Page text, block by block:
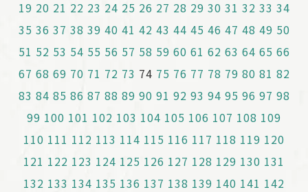
19 20 21 22 23 24 25 26 27 28 29 30 31 32 33 34
35 36 37 38 39 40 41 42 43 44 45 46 47 48 49 50
51 52 53 54 55 56 57 58 59 60 61 62 63 64 65 66
67 68 69 70 71 72 73 74 75 76 77 78 79 80 81 82
83 84 85 86 87 88 89 90 91 92 93 94 95 96 97 98
99 100 101 102 103 104 105 106 107 108 109
110 111 112 113 114 115 116 117 118 119 120
121 122 123 124 125 126 127 128 129 130 131
132 133 134 135 136 137 138 139 140 141 142